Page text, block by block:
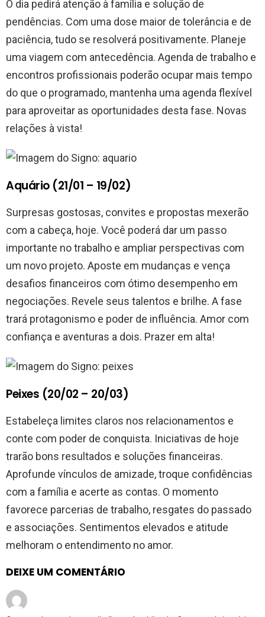
O dia pedirá atenção à família e solução de
pendências. Com uma dose maior de tolerância e de
paciência, tudo se resolverá positivamente. Planeje
uma viagem com antecedência. Agenda de trabalho e
encontros profissionais poderão ocupar mais tempo
do que o programado, mantenha uma agenda flexível
para aproveitar as oportunidades desta fase. Novas
relações à vista!
Aquário (21/01 – 19/02)
Surpresas gostosas, convites e propostas mexerão
com a cabeça, hoje. Você poderá dar um passo
importante no trabalho e ampliar perspectivas com
um novo projeto. Aposte em mudanças e vença
desafios financeiros com ótimo desempenho em
negociações. Revele seus talentos e brilhe. A fase
trará protagonismo e poder de influência. Amor com
confiança e aventuras a dois. Prazer em alta!
Peixes (20/02 – 20/03)
Estabeleça limites claros nos relacionamentos e
conte com poder de conquista. Iniciativas de hoje
trarão bons resultados e soluções financeiras.
Aprofunde vínculos de amizade, troque confidências
com a família e acerte as contas. O momento
favorece parcerias de trabalho, resgates do passado
e associações. Sentimentos elevados e atitude
melhoram o entendimento no amor.
DEIXE UM COMENTÁRIO